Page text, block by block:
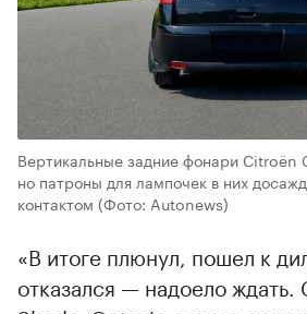
Вертикальные задние фонари Citroёn
но патроны для лампочек в них
контактом (Фото: Autonews)
«В итоге плюнул, пошел к
отказался — надоело ждать.